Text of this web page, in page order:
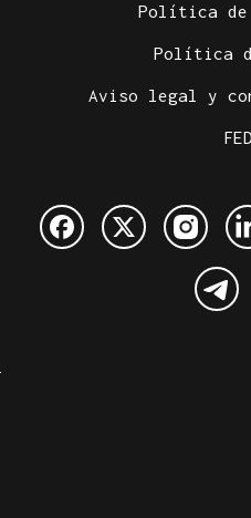
Política de
Política
Aviso legal y